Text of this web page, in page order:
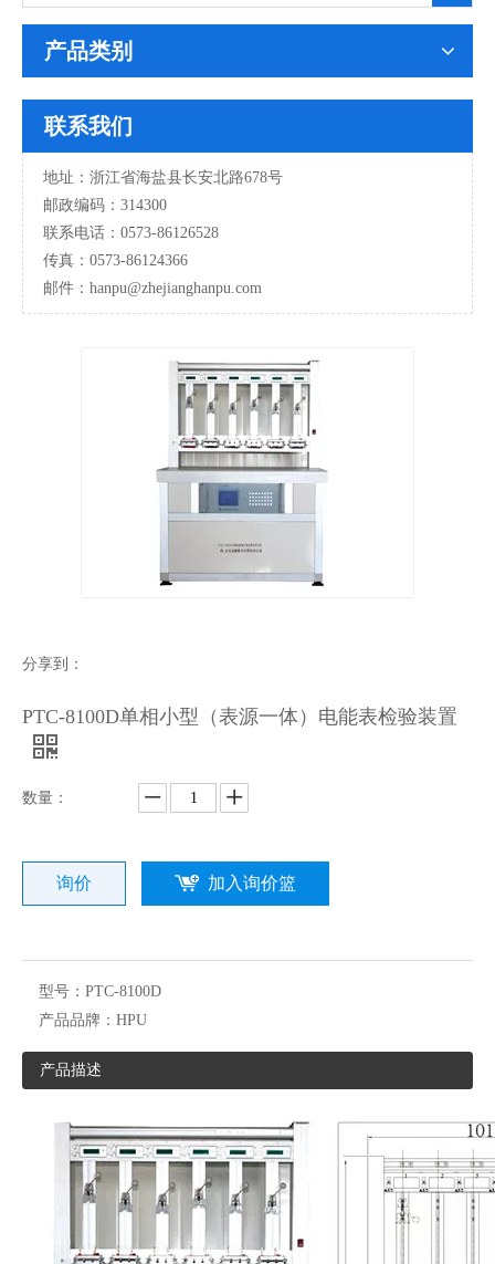
产品类别
联系我们
地址：浙江省海盐县长安北路678号
邮政编码：314300
联系电话：0573-86126528
传真：0573-86124366
邮件：hanpu@zhejianghanpu.com
分享到：
PTC-8100D单相小型（表源一体）电能表检验装置
数量：
询价 加入询价篮
型号： PTC-8100D
产品品牌： HPU
产品描述